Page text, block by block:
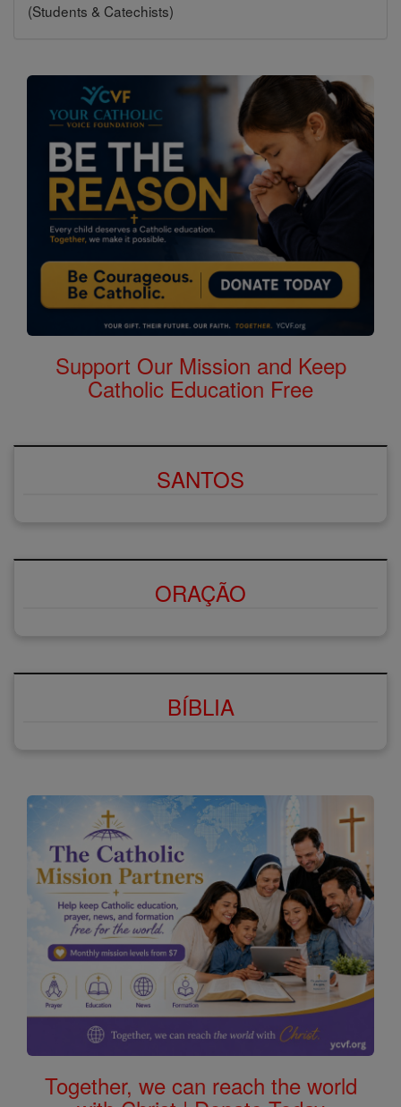
(Students & Catechists)
Support Our Mission and Keep
Catholic Education Free
SANTOS
ORAÇÃO
BÍBLIA
Together, we can reach the world